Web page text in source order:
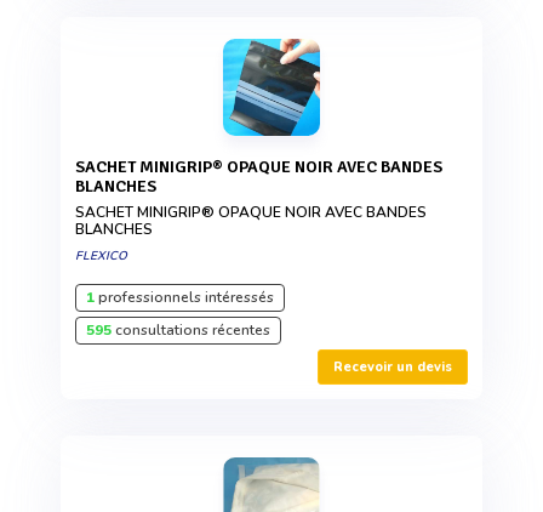
SACHET MINIGRIP® OPAQUE NOIR AVEC BANDES
BLANCHES
SACHET MINIGRIP® OPAQUE NOIR AVEC BANDES
BLANCHES
FLEXICO
1professionnels intéressés
595consultations récentes
Recevoir un devis